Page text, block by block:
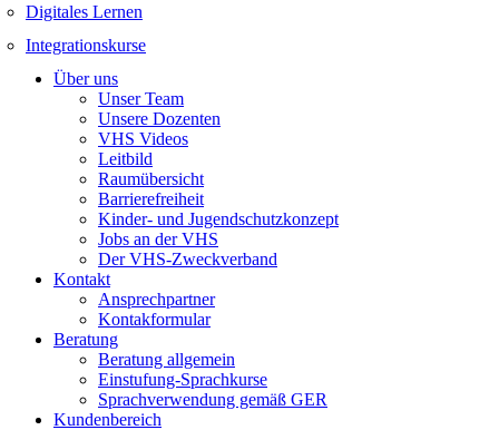
Digitales Lernen
Integrationskurse
Über uns
Unser Team
Unsere Dozenten
VHS Videos
Leitbild
Raumübersicht
Barrierefreiheit
Kinder- und Jugendschutzkonzept
Jobs an der VHS
Der VHS-Zweckverband
Kontakt
Ansprechpartner
Kontakformular
Beratung
Beratung allgemein
Einstufung-Sprachkurse
Sprachverwendung gemäß GER
Kundenbereich